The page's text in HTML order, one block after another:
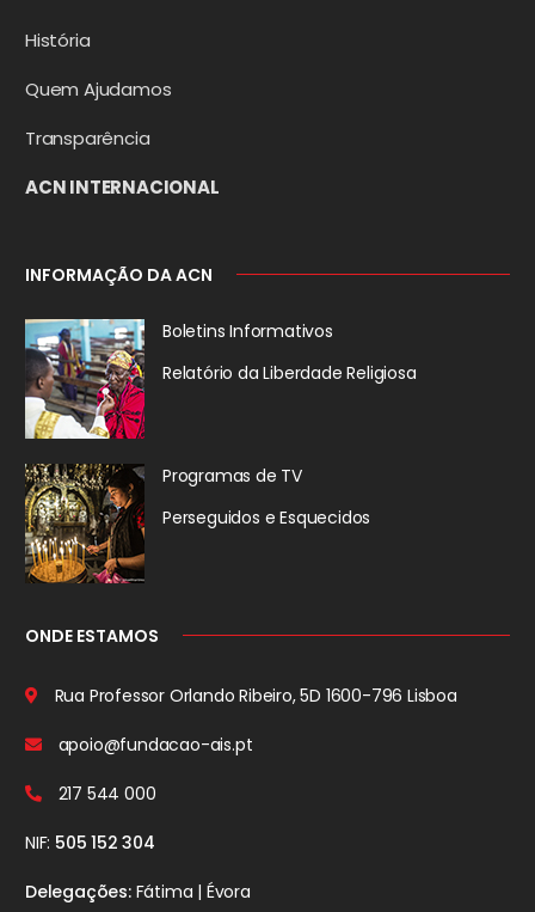
História
Quem Ajudamos
Transparência
ACN INTERNACIONAL
INFORMAÇÃO DA ACN
Boletins Informativos
Relatório da Liberdade Religiosa
Programas de TV
Perseguidos e Esquecidos
ONDE ESTAMOS
Rua Professor Orlando Ribeiro, 5D 1600-796 Lisboa
apoio@fundacao-ais.pt
217 544 000
NIF: 505 152 304
Delegações:Fátima | Évora